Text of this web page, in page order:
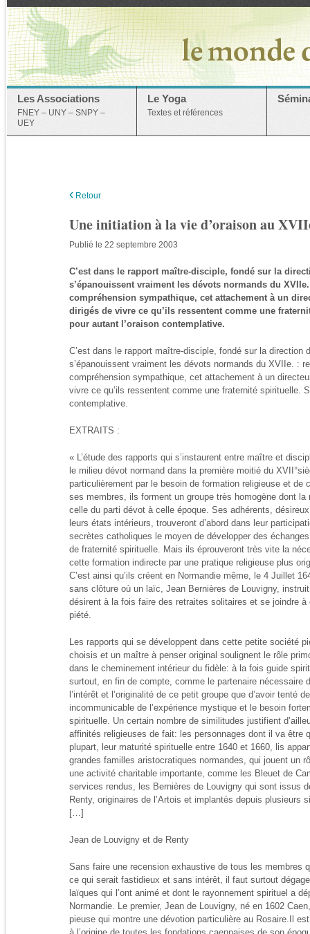
Les Associations
FNEY – UNY – SNPY –
UEY
Le Yoga
Textes et références
‹ Retour
Une initiation à la vie d’oraison au
Publié le 22 septembre 2003
C’est dans le rapport maître-disciple, fondé sur la
s’épanouissent vraiment les dévots normands du
compréhension sympathique, cet attachement à un
dirigés de vivre ce qu’ils ressentent comme une
pour autant l’oraison contemplative.
C’est dans le rapport maître-disciple, fondé sur la direction
s’épanouissent vraiment les dévots normands du XVIIe. :
compréhension sympathique, cet attachement à un
vivre ce qu’ils ressentent comme une fraternité spirituelle.
contemplative.
EXTRAITS :
« L’étude des rapports qui s’instaurent entre maître et
le milieu dévot normand dans la première moitié du
particulièrement par le besoin de formation religieuse et de
ses membres, ils forment un groupe très homogène dont
celle du parti dévot à celle époque. Ses adhérents,
leurs états intérieurs, trouveront d’abord dans leur
secrètes catholiques le moyen de développer des
de fraternité spirituelle. Mais ils éprouveront très vite la
cette formation indirecte par une pratique religieuse plus
C’est ainsi qu’ils créent en Normandie même, le 4 Juillet
sans clôture où un laïc, Jean Bernières de Louvigny,
désirent à la fois faire des retraites solitaires et se joindre
piété.
Les rapports qui se développent dans cette petite société
choisis et un maître à penser original soulignent le rôle
dans le cheminement intérieur du fidèle: à la fois guide
surtout, en fin de compte, comme le partenaire nécessaire
l’intérêt et l’originalité de ce petit groupe que d’avoir tenté
incommunicable de l’expérience mystique et le besoin
spirituelle. Un certain nombre de similitudes justifient
affinités religieuses de fait: les personnages dont il va être
plupart, leur maturité spirituelle entre 1640 et 1660, lis
grandes familles aristocratiques normandes, qui jouent un
une activité charitable importante, comme les Bleuet de
services rendus, les Bernières de Louvigny qui sont issus
Renty, originaires de l’Artois et implantés depuis plusieurs
[…]
Jean de Louvigny et de Renty
Sans faire une recension exhaustive de tous les membres
ce qui serait fastidieux et sans intérêt, il faut surtout
laïques qui l’ont animé et dont le rayonnement spirituel a
Normandie. Le premier, Jean de Louvigny, né en 1602
pieuse qui montre une dévotion particulière au Rosaire.Il